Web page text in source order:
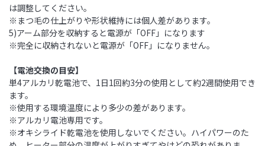
は調整してください。
※まつ毛の仕上がりや形状維持には個人差があります。
5)アーム部分を収納すると電源が「OFF」になります
※完全に収納されないと電源が「OFF」になりません。
【電池交換の目安】
単4アルカリ乾電池で、1日1回約3分の使用として約2週間使用でき
ます。
※使用する環境温度により多少の差があります。
※アルカリ電池専用です。
※オキシライド乾電池を使用しないでください。ハイパワーのた